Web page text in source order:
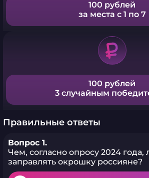
100 рублей
за места с 1 по 7
100 рублей
3 случайным
Правильные ответы
Вопрос 1.
Чем, согласно опросу 2024 года,
заправлять окрошку россияне?